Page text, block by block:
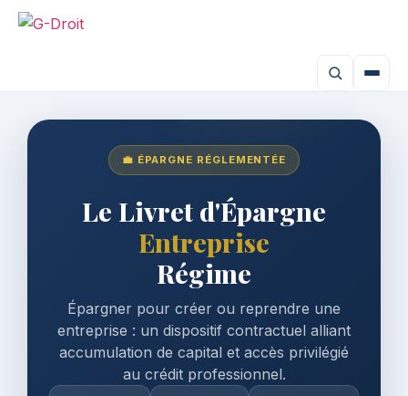
💼 ÉPARGNE RÉGLEMENTÉE
Le Livret d'Épargne
Entreprise
Régime
Épargner pour créer ou reprendre une
entreprise : un dispositif contractuel alliant
accumulation de capital et accès privilégié
au crédit professionnel.